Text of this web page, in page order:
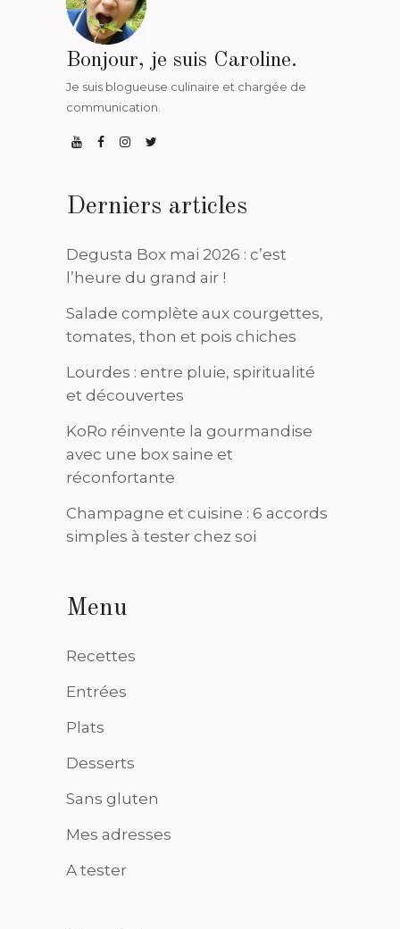
Bonjour, je suis Caroline.
Je suis blogueuse culinaire et chargée de
communication.
Derniers articles
Degusta Box mai 2026 : c’est
l’heure du grand air !
Salade complète aux courgettes,
tomates, thon et pois chiches
Lourdes : entre pluie, spiritualité
et découvertes
KoRo réinvente la gourmandise
avec une box saine et
réconfortante
Champagne et cuisine : 6 accords
simples à tester chez soi
Menu
Recettes
Entrées
Plats
Desserts
Sans gluten
Mes adresses
A tester